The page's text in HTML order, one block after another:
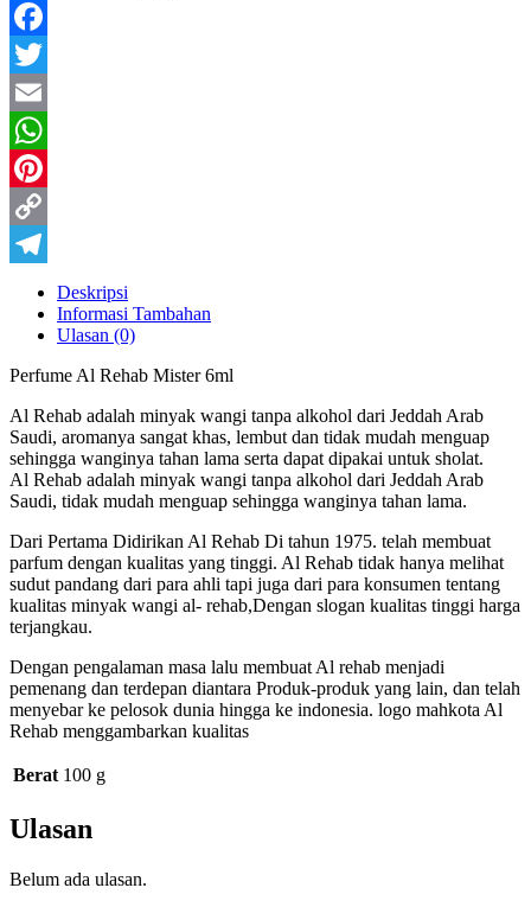
Facebook
Twitter
Email
WhatsApp
Pinterest
Copy
Telegram
Deskripsi
Informasi Tambahan
Ulasan (0)
Perfume Al Rehab Mister 6ml
Al Rehab adalah minyak wangi tanpa alkohol dari Jeddah Arab
Saudi, aromanya sangat khas, lembut dan tidak mudah menguap
sehingga wanginya tahan lama serta dapat dipakai untuk sholat.
Al Rehab adalah minyak wangi tanpa alkohol dari Jeddah Arab
Saudi, tidak mudah menguap sehingga wanginya tahan lama.
Dari Pertama Didirikan Al Rehab Di tahun 1975. telah membuat
parfum dengan kualitas yang tinggi. Al Rehab tidak hanya melihat
sudut pandang dari para ahli tapi juga dari para konsumen tentang
kualitas minyak wangi al- rehab,Dengan slogan kualitas tinggi harga
terjangkau.
Dengan pengalaman masa lalu membuat Al rehab menjadi
pemenang dan terdepan diantara Produk-produk yang lain, dan telah
menyebar ke pelosok dunia hingga ke indonesia. logo mahkota Al
Rehab menggambarkan kualitas
Berat 100 g
Ulasan
Belum ada ulasan.